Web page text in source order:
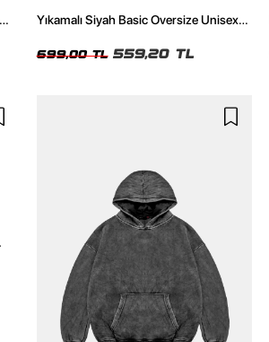
Yıkamalı Siyah Basic Oversize Unisex
699,00 TL 559,20 TL